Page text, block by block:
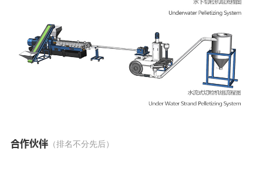
合作伙伴（排名不分先后）